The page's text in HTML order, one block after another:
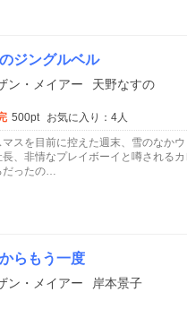
ジングルベル
ン・メイアー
天野なすの
500pt
お気に入り：4人
マスを目前に控えた週末、雪のなか
長、非情なプレイボーイと噂される
だったの…
らもう一度
ン・メイアー
岸本景子